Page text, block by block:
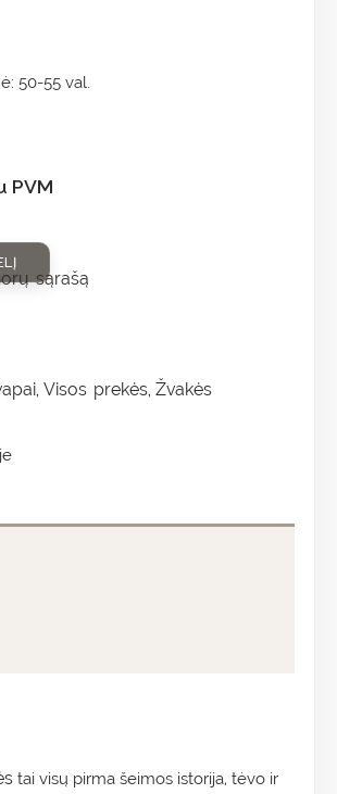
50-55 val.
PVM
, Visos prekės, Žvakės
sąrašą
tai visų pirma šeimos istorija, tėvo ir